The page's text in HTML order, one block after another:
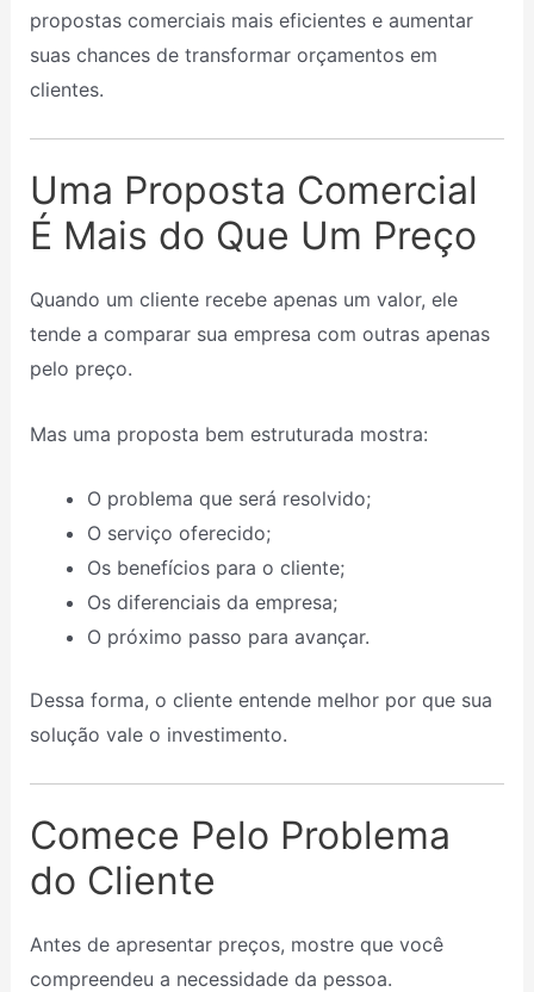
propostas comerciais mais eficientes e aumentar
suas chances de transformar orçamentos em
clientes.
Uma Proposta Comercial
É Mais do Que Um Preço
Quando um cliente recebe apenas um valor, ele
tende a comparar sua empresa com outras apenas
pelo preço.
Mas uma proposta bem estruturada mostra:
O problema que será resolvido;
O serviço oferecido;
Os benefícios para o cliente;
Os diferenciais da empresa;
O próximo passo para avançar.
Dessa forma, o cliente entende melhor por que sua
solução vale o investimento.
Comece Pelo Problema
do Cliente
Antes de apresentar preços, mostre que você
compreendeu a necessidade da pessoa.